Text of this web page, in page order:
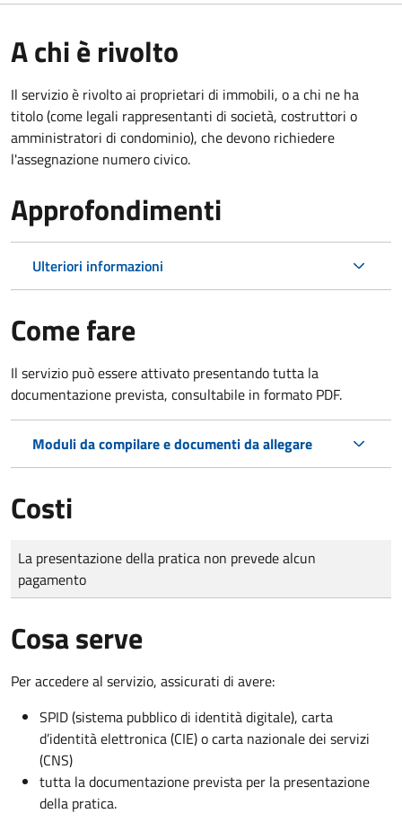
A chi è rivolto
Il servizio è rivolto ai proprietari di immobili, o a chi ne ha
titolo (come legali rappresentanti di società, costruttori o
amministratori di condominio), che devono richiedere
l'assegnazione numero civico.
Approfondimenti
Ulteriori informazioni
Come fare
Il servizio può essere attivato presentando tutta la
documentazione prevista, consultabile in formato PDF.
Moduli da compilare e documenti da allegare
Costi
Tipo di pagamento
Importo
La presentazione della pratica non prevede alcun
pagamento
Cosa serve
Per accedere al servizio, assicurati di avere:
SPID (sistema pubblico di identità digitale), carta
d’identità elettronica (CIE) o carta nazionale dei servizi
(CNS)
tutta la documentazione prevista per la presentazione
della pratica.